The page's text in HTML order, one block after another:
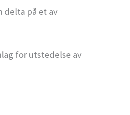
delta på et av
for utstedelse av